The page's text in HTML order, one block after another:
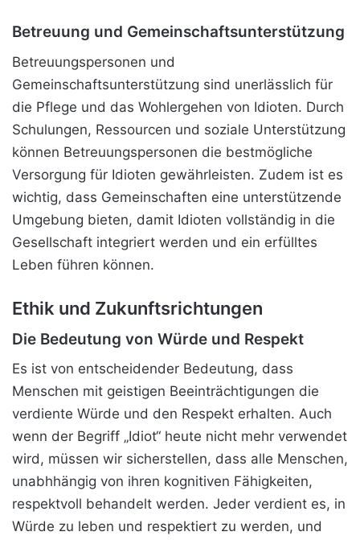
Betreuung und Gemeinschaftsunterstützung
Betreuungspersonen und
Gemeinschaftsunterstützung sind unerlässlich für
die Pflege und das Wohlergehen von Idioten. Durch
Schulungen, Ressourcen und soziale Unterstützung
können Betreuungspersonen die bestmögliche
Versorgung für Idioten gewährleisten. Zudem ist es
wichtig, dass Gemeinschaften eine unterstützende
Umgebung bieten, damit Idioten vollständig in die
Gesellschaft integriert werden und ein erfülltes
Leben führen können.
Ethik und Zukunftsrichtungen
Die Bedeutung von Würde und Respekt
Es ist von entscheidender Bedeutung, dass
Menschen mit geistigen Beeinträchtigungen die
verdiente Würde und den Respekt erhalten. Auch
wenn der Begriff „Idiot“ heute nicht mehr verwendet
wird, müssen wir sicherstellen, dass alle Menschen,
unabhhängig von ihren kognitiven Fähigkeiten,
respektvoll behandelt werden. Jeder verdient es, in
Würde zu leben und respektiert zu werden, und